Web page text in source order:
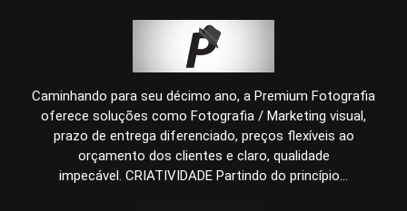
Caminhando para seu décimo ano, a Premium Fotografia
oferece soluções como Fotografia / Marketing visual,
prazo de entrega diferenciado, preços flexíveis ao
orçamento dos clientes e claro, qualidade
impecável. CRIATIVIDADE Partindo do princípio...